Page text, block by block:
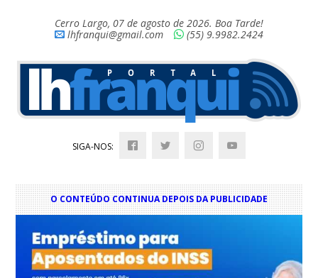
Cerro Largo, 07 de agosto de 2026. Boa Tarde!
lhfranqui@gmail.com
(55) 9.9982.2424
SIGA-NOS:
O CONTEÚDO CONTINUA DEPOIS DA PUBLICIDADE